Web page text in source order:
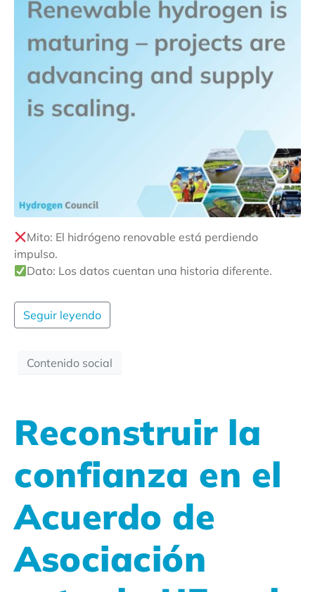
Mito: El hidrógeno renovable está perdiendo
impulso.
Dato: Los datos cuentan una historia diferente.
Seguir leyendo
Contenido social
Reconstruir la
confianza en el
Acuerdo de
Asociación